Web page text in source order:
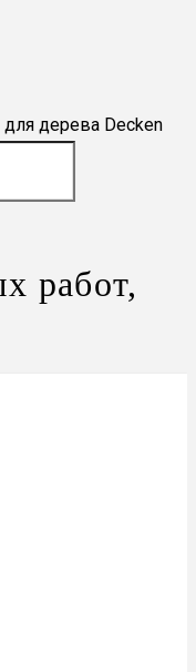
дерева Decken
работ,